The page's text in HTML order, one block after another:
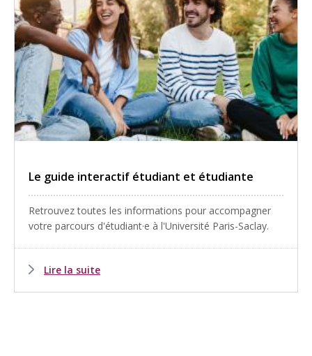
Le guide interactif étudiant et étudiante
Retrouvez toutes les informations pour accompagner
votre parcours d'étudiant·e à l'Université Paris-Saclay.
Lire la suite